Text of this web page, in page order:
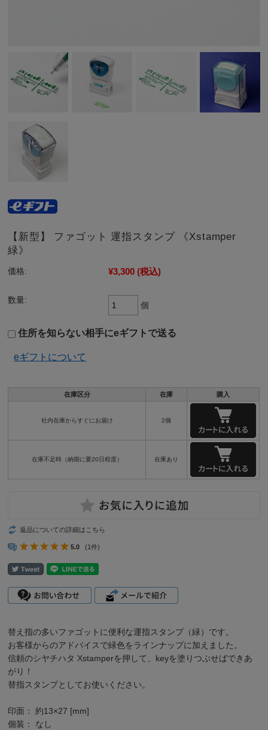
【新型】 ファゴット 運指スタンプ 《Xstamper
緑》
価格: ¥3,300 (税込)
数量:
個
住所を知らない相手にeギフトで送る
eギフトについて
在庫区分 在庫 購入
社内在庫からすぐにお届け 2個
在庫不足時（納期に要20日程度） 在庫あり
返品についての詳細はこちら
5.0 (1件)
替え指の多いファゴットに便利な運指スタンプ（緑）です。
お客様からのアドバイスで緑色をラインナップに加えました。
信頼のシヤチハタ Xstamperを押して、keyを塗りつぶせばできあ
がり！
替指スタンプとしてお使いください。
印面： 約13×27 [mm]
個装： なし